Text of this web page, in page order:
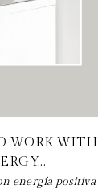
WORK WITH
energía positiva